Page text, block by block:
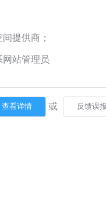
提供商；
站管理员
或